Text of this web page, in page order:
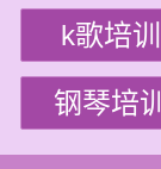
k歌培训
钢琴培训